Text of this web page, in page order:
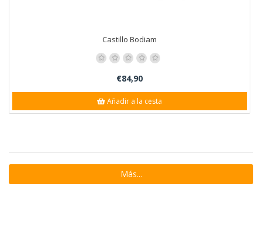
Castillo Bodiam
€84,90
Añadir a la cesta
Más...